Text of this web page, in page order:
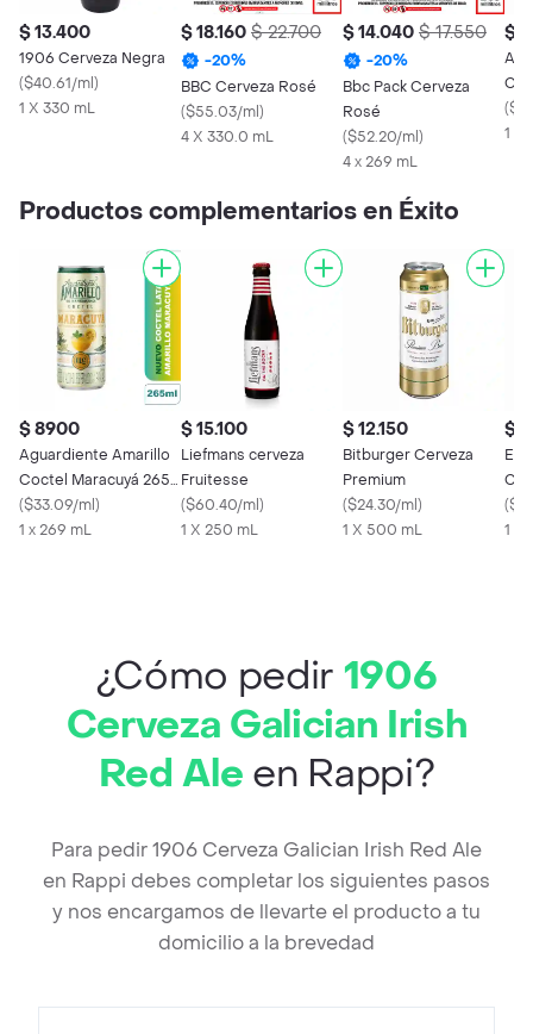
$ 13.400
1906 Cerveza Negra
($40.61/ml)
1 X 330 mL
$ 18.160 $ 22.700
-20%
BBC Cerveza Rosé
($55.03/ml)
4 X 330.0 mL
$ 14.040 $ 17.550
-20%
Bbc Pack Cerveza
Rosé
($52.20/ml)
4 x 269 mL
$
(
1 X
Productos complementarios en Éxito
$ 8900
Aguardiente Amarillo
Coctel Maracuyá 265
Ml
($33.09/ml)
1 x 269 mL
$ 15.100
Liefmans cerveza
Fruitesse
($60.40/ml)
1 X 250 mL
$ 12.150
Bitburger Cerveza
Premium
($24.30/ml)
1 X 500 mL
$
(
1 X
¿Cómo pedir 1906
Cerveza Galician Irish
Red Ale en Rappi?
Para pedir 1906 Cerveza Galician Irish Red Ale
en Rappi debes completar los siguientes pasos
y nos encargamos de llevarte el producto a tu
domicilio a la brevedad